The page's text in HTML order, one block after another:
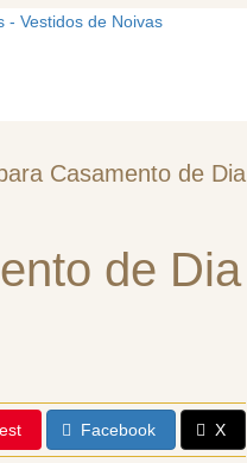
Casamento de Dia
de Dia
Facebook X